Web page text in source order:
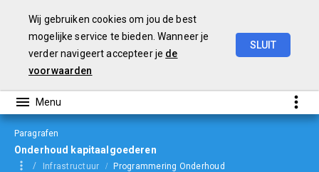
Wij gebruiken cookies om jou de best
mogelijke service te bieden. Wanneer je
verder navigeert accepteer je de
voorwaarden
SLUIT
Paragrafen
Onderhoud kapitaalgoederen
Infrastructuur Programmering Onderhoud